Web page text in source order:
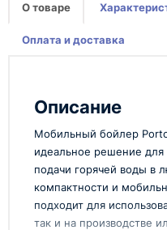
О товаре
Оплата и доставка
Описание
Мобильный бойлер
идеальное решение
подачи горячей воды в
компактности и
подходит для
так и на производстве